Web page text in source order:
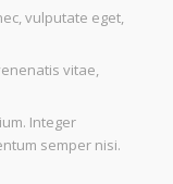
vulputate eget,
vitae,
Integer
semper nisi.